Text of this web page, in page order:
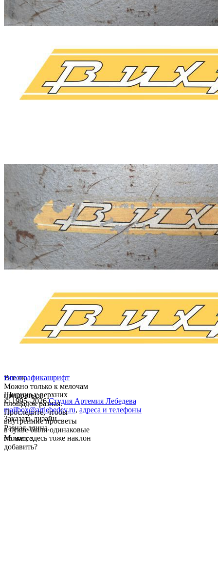
Все ок.
Можно только к мелочам
придраться.
Ширина у верхних
площадок разная.
Проследите, чтобы
внутренние просветы
в букве были одинаковые
по массе.
Разная длина.
Может, здесь тоже наклон
добавить?
типографикашрифт
© 1995–2026 Студия Артемия Лебедева
mailbox@artlebedev.ru, адреса и телефоны
Заказать дизайн...